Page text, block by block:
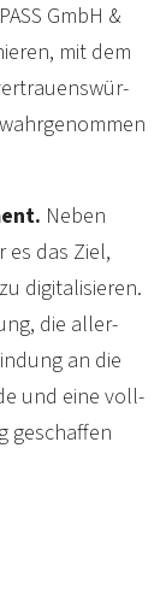
GmbH &
mit dem
Neben
es das Ziel,
di­gita­lisieren.
die aller­
an die
und eine voll­
ge­schaffen